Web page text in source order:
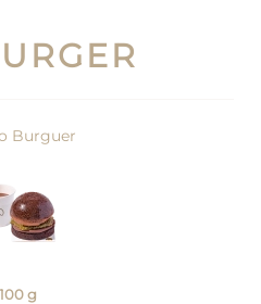
Burguer
100 g